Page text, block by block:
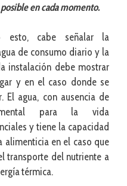
en cada momento.
esto, cabe señalar la
de consumo diario y la
instalación debe mostrar
y en el caso donde se
El agua, con ausencia de
para la vida
y tiene la capacidad
alimenticia en el caso que
transporte del nutriente a
térmica.